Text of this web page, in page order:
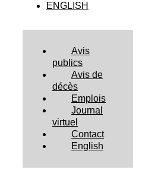
ENGLISH
Avis
publics
Avis de
décès
Emplois
Journal
virtuel
Contact
English